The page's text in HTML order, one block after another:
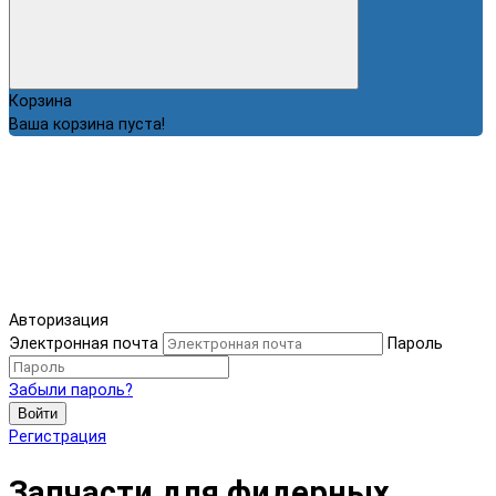
Корзина
Ваша корзина пуста!
Авторизация
Электронная почта
Пароль
Забыли пароль?
Войти
Регистрация